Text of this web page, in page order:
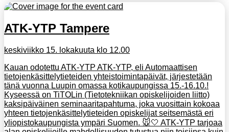
ATK-YTP Tampere
keskiviikko 15. lokakuuta klo 12.00
Kauan odotettu ATK-YTP ATK-YTP, eli Automaattisen
tietojenkäsittelytieteiden yhteistoimintapäivät, järjestetään
tänä vuonna Luupin omassa kotikaupungissa 15.-16.10.!
Kyseessä on TiTOLin (Tietotekniikan opiskelijoiden liitto)
kaksipäiväinen seminaaritapahtuma, joka vuosittain kokoaa
yhteen tietojenkäsittelytieteiden opiskelijat seitsemästä eri
yliopistokaupungista ympäri Suomen. 🐭🤍 ATK-YTP tarjoaa